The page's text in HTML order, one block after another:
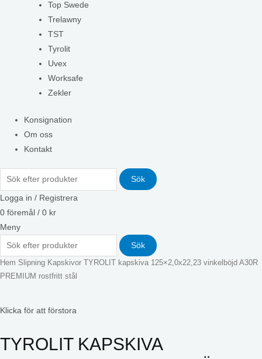
Top Swede
Trelawny
TST
Tyrolit
Uvex
Worksafe
Zekler
Konsignation
Om oss
Kontakt
Sök
Logga in / Registrera
0 föremål / 0 kr
Meny
Sök
Hem Slipning Kapskivor
TYROLIT kapskiva 125×2,0x22,23 vinkelböjd A30R
PREMIUM rostfritt stål
Klicka för att förstora
TYROLIT KAPSKIVA